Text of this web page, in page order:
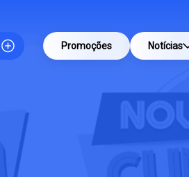
Promoções Notícias